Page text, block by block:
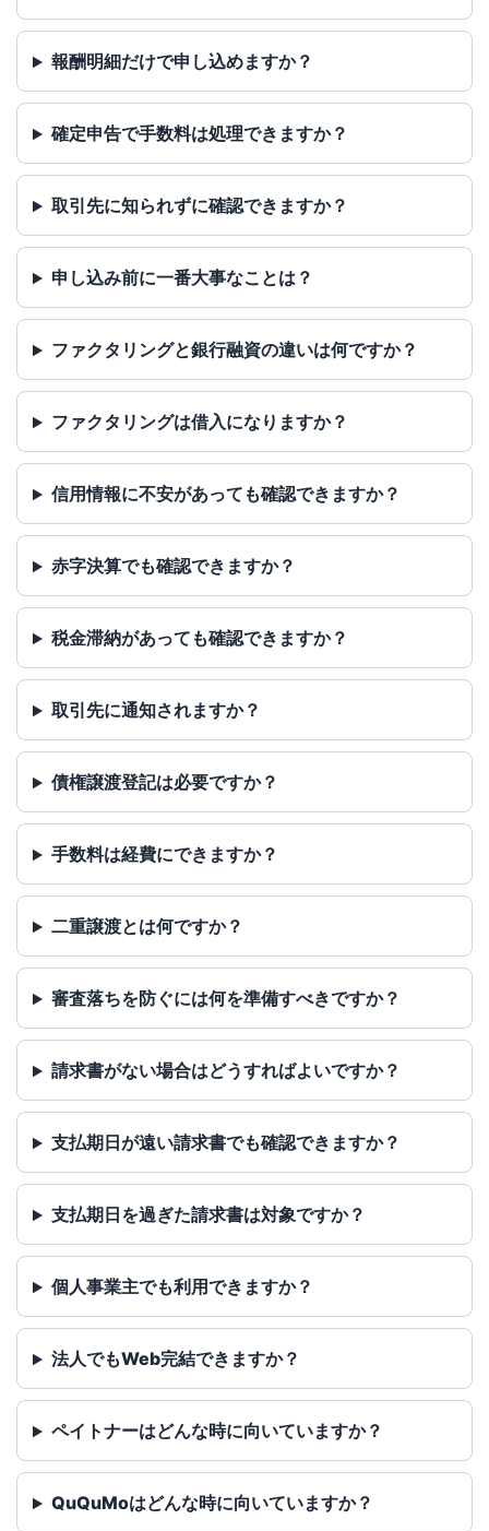
報酬明細だけで申し込めますか？
確定申告で手数料は処理できますか？
取引先に知られずに確認できますか？
申し込み前に一番大事なことは？
ファクタリングと銀行融資の違いは何ですか？
ファクタリングは借入になりますか？
信用情報に不安があっても確認できますか？
赤字決算でも確認できますか？
税金滞納があっても確認できますか？
取引先に通知されますか？
債権譲渡登記は必要ですか？
手数料は経費にできますか？
二重譲渡とは何ですか？
審査落ちを防ぐには何を準備すべきですか？
請求書がない場合はどうすればよいですか？
支払期日が遠い請求書でも確認できますか？
支払期日を過ぎた請求書は対象ですか？
個人事業主でも利用できますか？
法人でもWeb完結できますか？
ペイトナーはどんな時に向いていますか？
QuQuMoはどんな時に向いていますか？